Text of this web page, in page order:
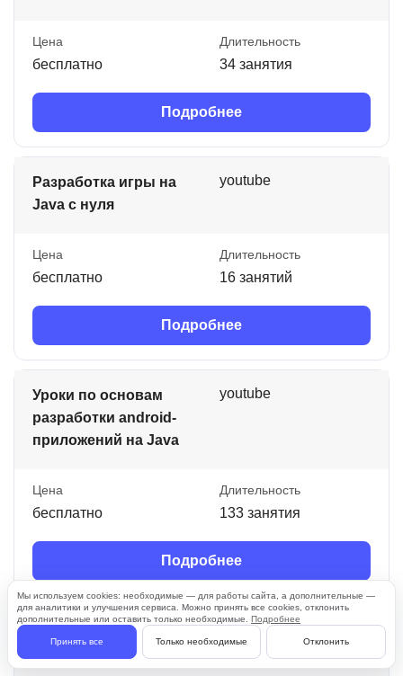
Цена
бесплатно
Длительность
34 занятия
Подробнее
Разработка игры на
Java с нуля
youtube
Цена
бесплатно
Длительность
16 занятий
Подробнее
Уроки по основам
разработки android-
приложений на Java
youtube
Цена
бесплатно
Длительность
133 занятия
Подробнее
Уроки Java для
youtube
Мы используем cookies: необходимые — для работы сайта, а дополнительные —
для аналитики и улучшения сервиса. Можно принять все cookies, отклонить
дополнительные или оставить только необходимые. Подробнее
Принять все Только необходимые Отклонить